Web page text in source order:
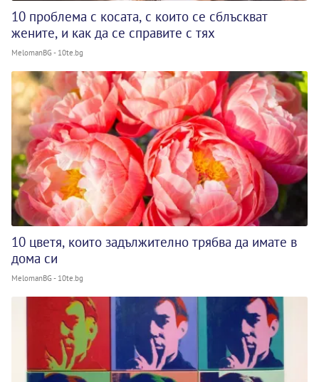
10 проблема с косата, с които се сблъскват
жените, и как да се справите с тях
MelomanBG - 10te.bg
10 цветя, които задължително трябва да имате в
дома си
MelomanBG - 10te.bg